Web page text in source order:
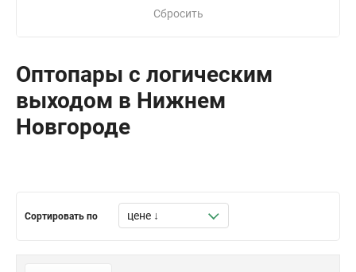
Сбросить
Оптопары с логическим
выходом в Нижнем
Новгороде
Сортировать по